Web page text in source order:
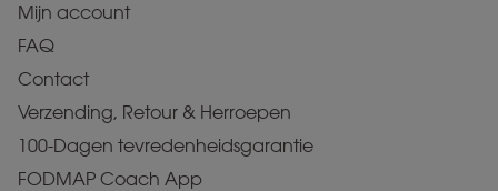
Mijn account
FAQ
Contact
Verzending, Retour & Herroepen
100-Dagen tevredenheidsgarantie
FODMAP Coach App